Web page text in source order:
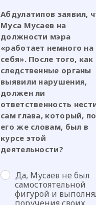
Абдулатипов заявил,
Муса Мусаев на
должности мэра
«работает немного на
себя». После того, как
следственные органы
выявили нарушения,
должен ли
ответственность
сам глава, который, по
его же словам, был в
курсе этой
деятельности?
Да, Мусаев не был
самостоятельной
фигурой и